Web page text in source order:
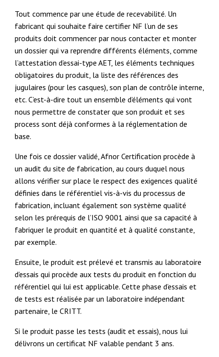
Tout commence par une étude de recevabilité. Un
fabricant qui souhaite faire certifier NF l’un de ses
produits doit commencer par nous contacter et monter
un dossier qui va reprendre différents éléments, comme
l’attestation d’essai-type AET, les éléments techniques
obligatoires du produit, la liste des références des
jugulaires (pour les casques), son plan de contrôle interne,
etc. C’est-à-dire tout un ensemble d’éléments qui vont
nous permettre de constater que son produit et ses
process sont déjà conformes à la réglementation de
base.
Une fois ce dossier validé, Afnor Certification procède à
un audit du site de fabrication, au cours duquel nous
allons vérifier sur place le respect des exigences qualité
définies dans le référentiel vis-à-vis du processus de
fabrication, incluant également son système qualité
selon les prérequis de l’ISO 9001 ainsi que sa capacité à
fabriquer le produit en quantité et à qualité constante,
par exemple.
Ensuite, le produit est prélevé et transmis au laboratoire
d’essais qui procède aux tests du produit en fonction du
référentiel qui lui est applicable. Cette phase d’essais et
de tests est réalisée par un laboratoire indépendant
partenaire, le CRITT.
Si le produit passe les tests (audit et essais), nous lui
délivrons un certificat NF valable pendant 3 ans.